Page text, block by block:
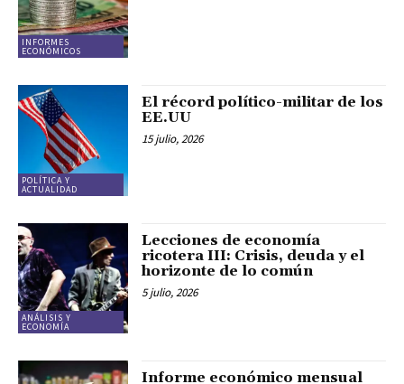
INFORMES
ECONÓMICOS
POLÍTICA Y
ACTUALIDAD
El récord político-militar de los
EE.UU
15 julio, 2026
ANÁLISIS Y
ECONOMÍA
Lecciones de economía
ricotera III: Crisis, deuda y el
horizonte de lo común
5 julio, 2026
Informe económico mensual